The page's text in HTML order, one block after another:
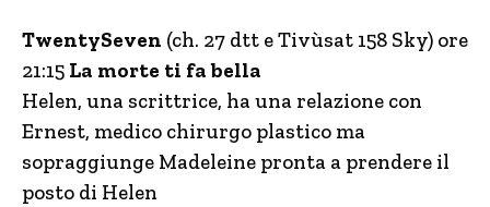
TwentySeven (ch. 27 dtt e Tivùsat 158 Sky) ore
21:15 La morte ti fa bella
Helen, una scrittrice, ha una relazione con
Ernest, medico chirurgo plastico ma
sopraggiunge Madeleine pronta a prendere il
posto di Helen